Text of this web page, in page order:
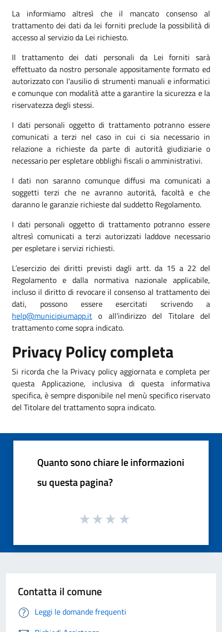
La informiamo altresì che il mancato consenso al
trattamento dei dati da lei forniti preclude la possibilità di
accesso al servizio da Lei richiesto.
Il trattamento dei dati personali da Lei forniti sarà
effettuato da nostro personale appositamente formato ed
autorizzato con l'ausilio di strumenti manuali e informatici
e comunque con modalità atte a garantire la sicurezza e la
riservatezza degli stessi.
I dati personali oggetto di trattamento potranno essere
comunicati a terzi nel caso in cui ci sia necessario in
relazione a richieste da parte di autorità giudiziarie o
necessario per espletare obblighi fiscali o amministrativi.
I dati non saranno comunque diffusi ma comunicati a
soggetti terzi che ne avranno autorità, facoltà e che
daranno le garanzie richieste dal suddetto Regolamento.
I dati personali oggetto di trattamento potranno essere
altresì comunicati a terzi autorizzati laddove necessario
per espletare i servizi richiesti.
L’esercizio dei diritti previsti dagli artt. da 15 a 22 del
Regolamento e dalla normativa nazionale applicabile,
incluso il diritto di revocare il consenso al trattamento dei
dati, possono essere esercitati scrivendo a
help@municipiumapp.it o all’indirizzo del Titolare del
trattamento come sopra indicato.
Privacy Policy completa
Si ricorda che la Privacy policy aggiornata e completa per
questa Applicazione, inclusiva di questa informativa
specifica, è sempre disponibile nel menù specifico riservato
del Titolare del trattamento sopra indicato.
Quanto sono chiare le informazioni
su questa pagina?
Contatta il comune
Leggi le domande frequenti